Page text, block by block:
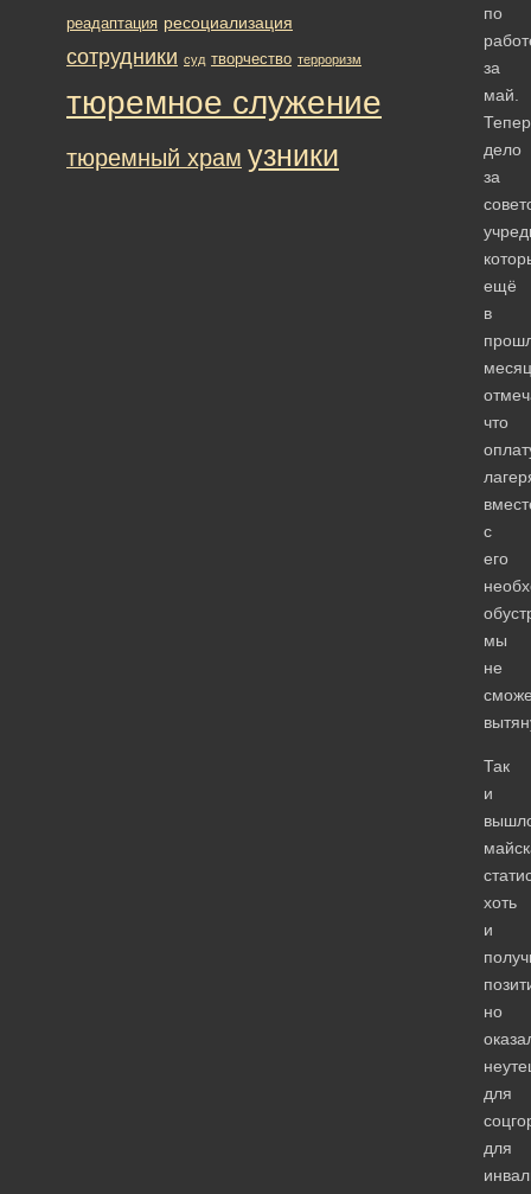
по
за
май.
дело
за
ещё
в
что
с
его
мы
не
Так
и
хоть
и
но
для
для
реадаптация ресоциализация
сотрудники суд творчество терроризм
тюремное служение
тюремный храм узники